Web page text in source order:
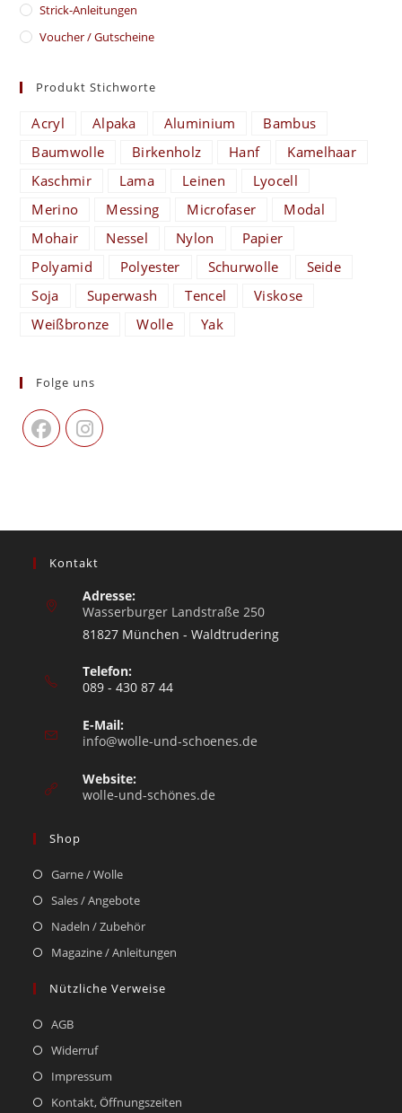
Strick-Anleitungen
Voucher / Gutscheine
Produkt Stichworte
Acryl Alpaka Aluminium
Bambus
Baumwolle
Birkenholz Hanf
Kamelhaar
Kaschmir
Lama Leinen
Lyocell
Merino
Messing Microfaser
Modal
Mohair
Nessel Nylon
Papier
Polyamid
Polyester Schurwolle
Seide
Soja
Superwash Tencel
Viskose
Weißbronze
Wolle Yak
Folge uns
Kontakt
Adresse:
Wasserburger Landstraße 250
81827 München - Waldtrudering
Telefon:
089 - 430 87 44
E-Mail:
info@wolle-und-schoenes.de
Website:
wolle-und-schönes.de
Shop
Garne / Wolle
Sales / Angebote
Nadeln / Zubehör
Magazine / Anleitungen
Nützliche Verweise
AGB
Widerruf
Impressum
Kontakt, Öffnungszeiten